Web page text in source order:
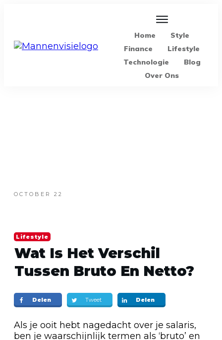
Home
Style
Finance
Lifestyle
Technologie
Blog
Over Ons
OCTOBER 22
Lifestyle
Wat Is Het Verschil
Tussen Bruto En Netto?
Delen Tweet Delen
Als je ooit hebt nagedacht over je salaris,
ben je waarschijnlijk termen als ‘bruto’ en